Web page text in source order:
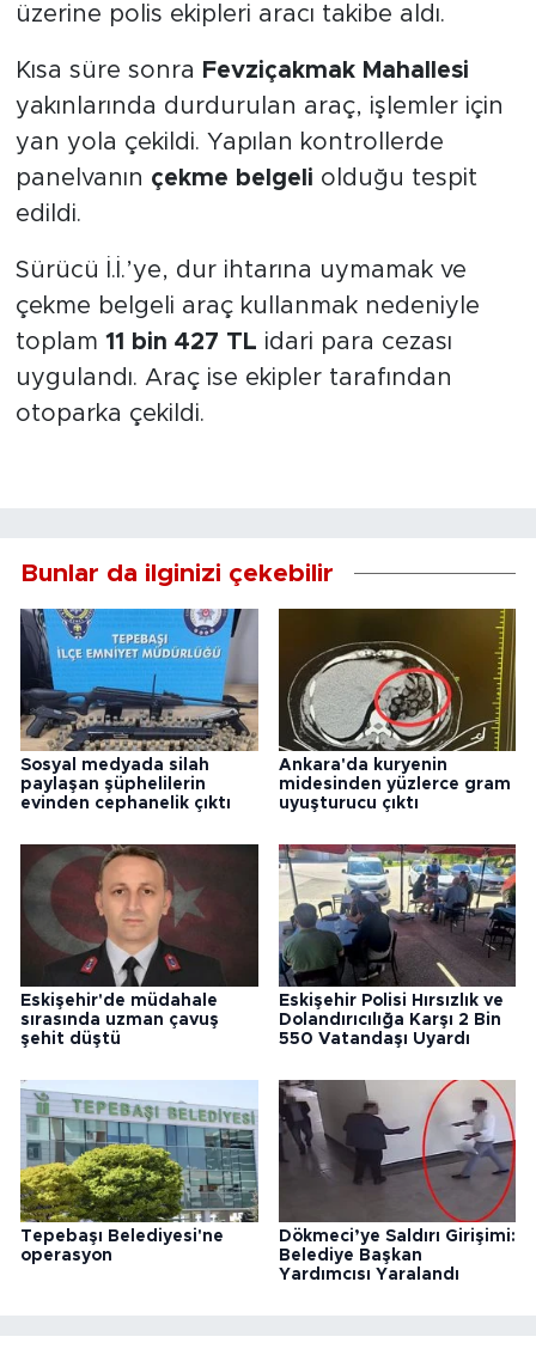
üzerine polis ekipleri aracı takibe aldı.
Kısa süre sonra Fevziçakmak Mahallesi
yakınlarında durdurulan araç, işlemler için
yan yola çekildi. Yapılan kontrollerde
panelvanın çekme belgeli olduğu tespit
edildi.
Sürücü İ.İ.’ye, dur ihtarına uymamak ve
çekme belgeli araç kullanmak nedeniyle
toplam 11 bin 427 TL idari para cezası
uygulandı. Araç ise ekipler tarafından
otoparka çekildi.
Bunlar da ilginizi çekebilir
Sosyal medyada silah
paylaşan şüphelilerin
evinden cephanelik çıktı
Ankara'da kuryenin
midesinden yüzlerce gram
uyuşturucu çıktı
Eskişehir'de müdahale
sırasında uzman çavuş
şehit düştü
Eskişehir Polisi Hırsızlık ve
Dolandırıcılığa Karşı 2 Bin
550 Vatandaşı Uyardı
Tepebaşı Belediyesi'ne
operasyon
Dökmeci’ye Saldırı Girişimi:
Belediye Başkan
Yardımcısı Yaralandı